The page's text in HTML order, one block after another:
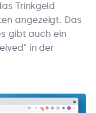
Trinkgeld
angezeigt. Das
gibt auch ein
in der